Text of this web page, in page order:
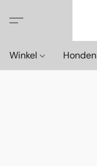
Winkel Honden